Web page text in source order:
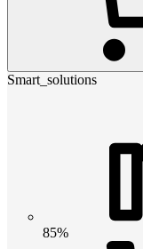
Smart_solutions
85%